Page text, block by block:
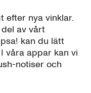
efter nya vinklar.
av vårt
kan du lätt
våra appar kan vi
notiser och